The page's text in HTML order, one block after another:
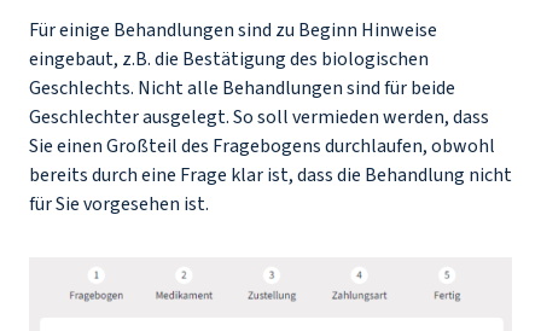
Für einige Behandlungen sind zu Beginn Hinweise
eingebaut, z.B. die Bestätigung des biologischen
Geschlechts. Nicht alle Behandlungen sind für beide
Geschlechter ausgelegt. So soll vermieden werden, dass
Sie einen Großteil des Fragebogens durchlaufen, obwohl
bereits durch eine Frage klar ist, dass die Behandlung nicht
für Sie vorgesehen ist.